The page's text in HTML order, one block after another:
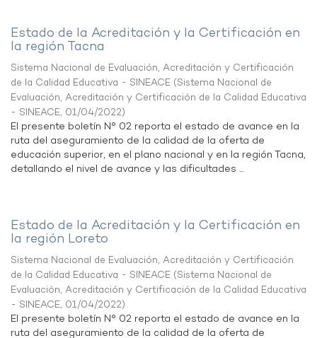
Estado de la Acreditación y la Certificación en
la región Tacna
Sistema Nacional de Evaluación, Acreditación y Certificación
de la Calidad Educativa - SINEACE (Sistema Nacional de
Evaluación, Acreditación y Certificación de la Calidad Educativa
- SINEACE, 01/04/2022)
El presente boletín N° 02 reporta el estado de avance en la
ruta del aseguramiento de la calidad de la oferta de
educación superior, en el plano nacional y en la región Tacna,
detallando el nivel de avance y las dificultades ...
Estado de la Acreditación y la Certificación en
la región Loreto
Sistema Nacional de Evaluación, Acreditación y Certificación
de la Calidad Educativa - SINEACE (Sistema Nacional de
Evaluación, Acreditación y Certificación de la Calidad Educativa
- SINEACE, 01/04/2022)
El presente boletín N° 02 reporta el estado de avance en la
ruta del aseguramiento de la calidad de la oferta de